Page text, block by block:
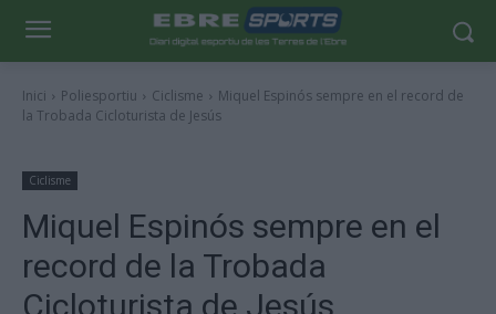
Inici Poliesportiu Ciclisme
Miquel Espinós sempre en el record de
la Trobada Cicloturista de Jesús
Ciclisme
Miquel Espinós sempre en el
record de la Trobada
Cicloturista de Jesús